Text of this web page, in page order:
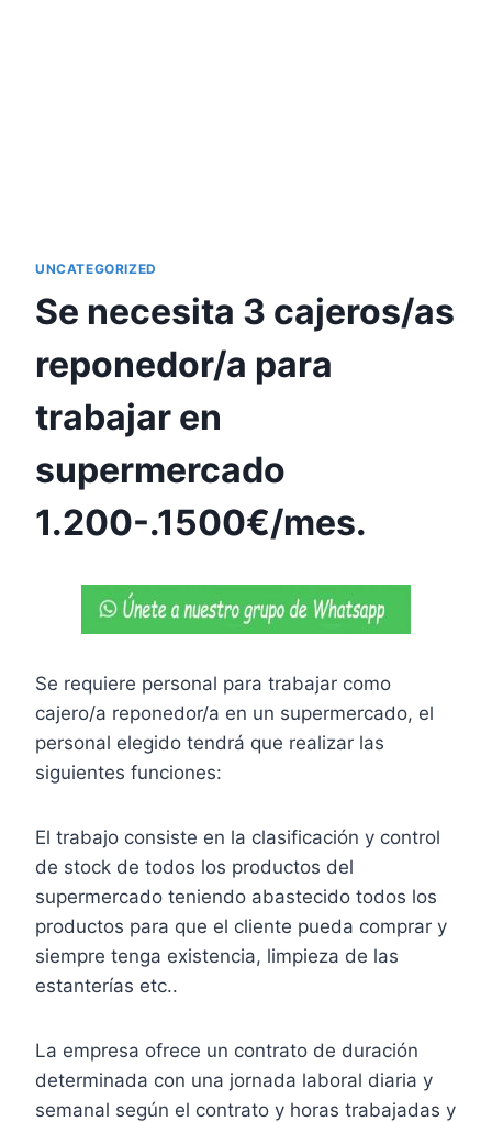
UNCATEGORIZED
Se necesita 3 cajeros/as
reponedor/a para
trabajar en
supermercado
1.200-.1500€/mes.
Se requiere personal para trabajar como
cajero/a reponedor/a en un supermercado, el
personal elegido tendrá que realizar las
siguientes funciones:
El trabajo consiste en la clasificación y control
de stock de todos los productos del
supermercado teniendo abastecido todos los
productos para que el cliente pueda comprar y
siempre tenga existencia, limpieza de las
estanterías etc..
La empresa ofrece un contrato de duración
determinada con una jornada laboral diaria y
semanal según el contrato y horas trabajadas y